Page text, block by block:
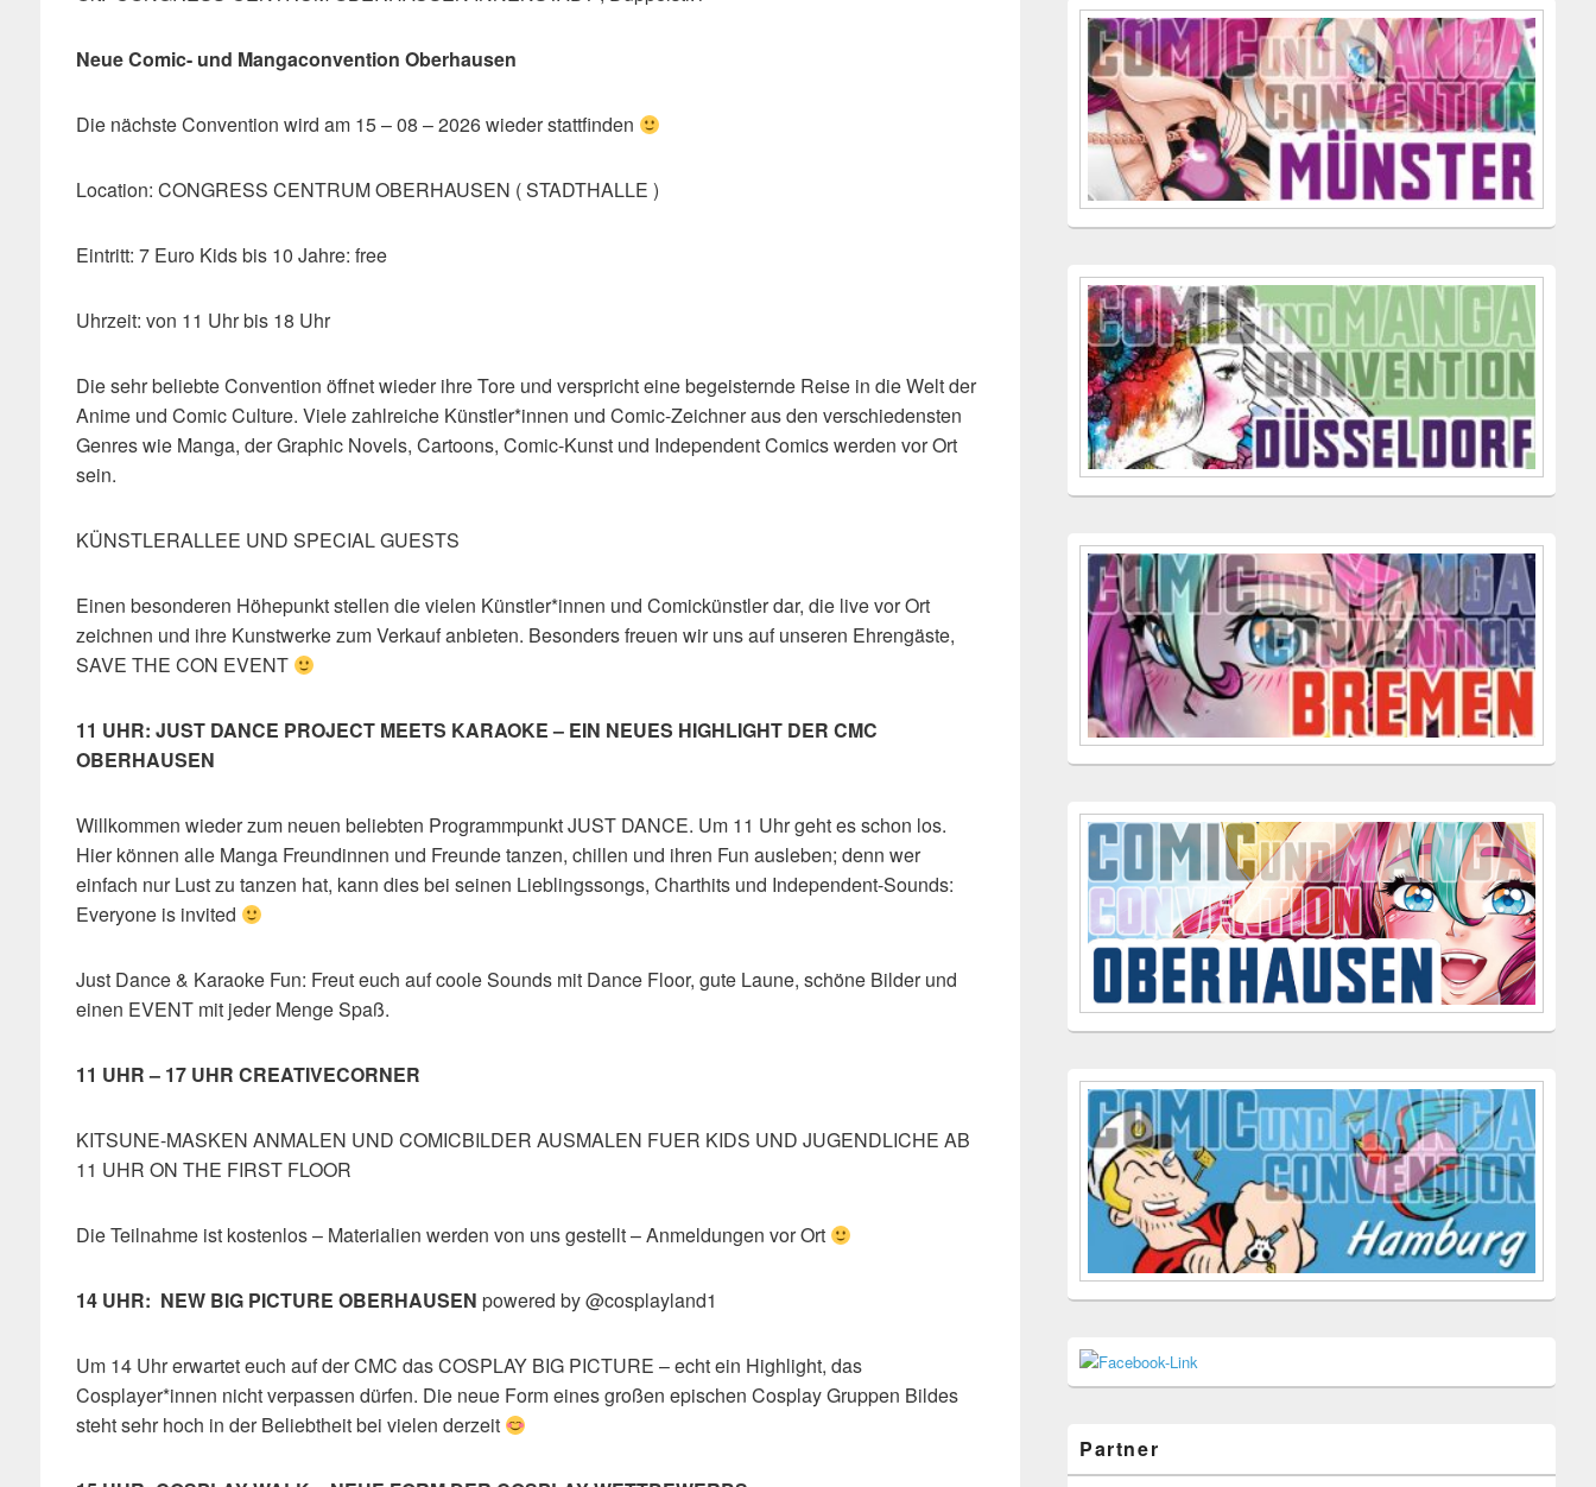
Neue Comic- und Mangaconvention Oberhausen
Die nächste Convention wird am 15 – 08 – 2026 wieder stattfinden
Location: CONGRESS CENTRUM OBERHAUSEN ( STADTHALLE )
Eintritt: 7 Euro Kids bis 10 Jahre: free
Uhrzeit: von 11 Uhr bis 18 Uhr
Die sehr beliebte Convention öffnet wieder ihre Tore und verspricht eine begeisternde Reise in die Welt der
Anime und Comic Culture. Viele zahlreiche Künstler*innen und Comic-Zeichner aus den verschiedensten
Genres wie Manga, der Graphic Novels, Cartoons, Comic-Kunst und Independent Comics werden vor Ort
sein.
KÜNSTLERALLEE UND SPECIAL GUESTS
Einen besonderen Höhepunkt stellen die vielen Künstler*innen und Comickünstler dar, die live vor Ort
zeichnen und ihre Kunstwerke zum Verkauf anbieten. Besonders freuen wir uns auf unseren Ehrengäste,
SAVE THE CON EVENT
11 UHR: JUST DANCE PROJECT MEETS KARAOKE – EIN NEUES HIGHLIGHT DER CMC
OBERHAUSEN
Willkommen wieder zum neuen beliebten Programmpunkt JUST DANCE. Um 11 Uhr geht es schon los.
Hier können alle Manga Freundinnen und Freunde tanzen, chillen und ihren Fun ausleben; denn wer
einfach nur Lust zu tanzen hat, kann dies bei seinen Lieblingssongs, Charthits und Independent-Sounds:
Everyone is invited
Just Dance & Karaoke Fun: Freut euch auf coole Sounds mit Dance Floor, gute Laune, schöne Bilder und
einen EVENT mit jeder Menge Spaß.
11 UHR – 17 UHR CREATIVECORNER
KITSUNE-MASKEN ANMALEN UND COMICBILDER AUSMALEN FUER KIDS UND JUGENDLICHE AB
11 UHR ON THE FIRST FLOOR
Die Teilnahme ist kostenlos – Materialien werden von uns gestellt – Anmeldungen vor Ort
14 UHR: NEW BIG PICTURE OBERHAUSEN powered by @cosplayland1
Um 14 Uhr erwartet euch auf der CMC das COSPLAY BIG PICTURE – echt ein Highlight, das
Cosplayer*innen nicht verpassen dürfen. Die neue Form eines großen epischen Cosplay Gruppen Bildes
steht sehr hoch in der Beliebtheit bei vielen derzeit
Partner